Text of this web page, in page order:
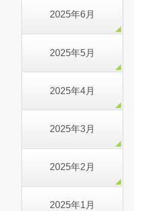
2025年6月
2025年5月
2025年4月
2025年3月
2025年2月
2025年1月